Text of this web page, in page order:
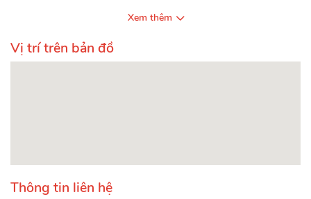
Xem thêm
Vị trí trên bản đồ
Thông tin liên hệ